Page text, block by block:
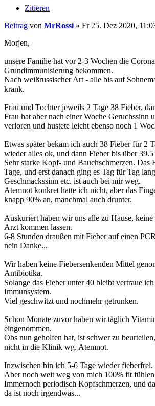
Zitieren
Beitrag von MrRossi » Fr 25. Dez 2020,
Morjen,
unsere Familie hat vor 2-3 Wochen die
Grundimmunisierung bekommen.
Nach weißrussischer Art - alle bis auf
krank.
Frau und Tochter jeweils 2 Tage 38 Fieber,
Frau hat aber nach einer Woche Geruchssinn
verloren und hustete leicht ebenso noch 1
Etwas später bekam ich auch 38 Fieber für 2
wieder alles ok, und dann Fieber bis über 39.5
Sehr starke Kopf- und Bauchschmerzen. Das
Tage, und erst danach ging es Tag für Tag
Geschmackssinn etc. ist auch bei mir weg.
Atemnot konkret hatte ich nicht, aber das
knapp 90% an, manchmal auch drunter.
Auskuriert haben wir uns alle zu Hause,
Arzt kommen lassen.
6-8 Stunden draußen mit Fieber auf einen
nein Danke...
Wir haben keine Fiebersenkenden Mittel
Antibiotika.
Solange das Fieber unter 40 bleibt vertraue
Immunsystem.
Viel geschwitzt und nochmehr getrunken.
Schon Monate zuvor haben wir täglich
eingenommen.
Obs nun geholfen hat, ist schwer zu
nicht in die Klinik wg. Atemnot.
Inzwischen bin ich 5-6 Tage wieder fieberfrei.
Aber noch weit weg von mich 100% fit
Immernoch periodisch Kopfschmerzen, und
da ist noch irgendwas...